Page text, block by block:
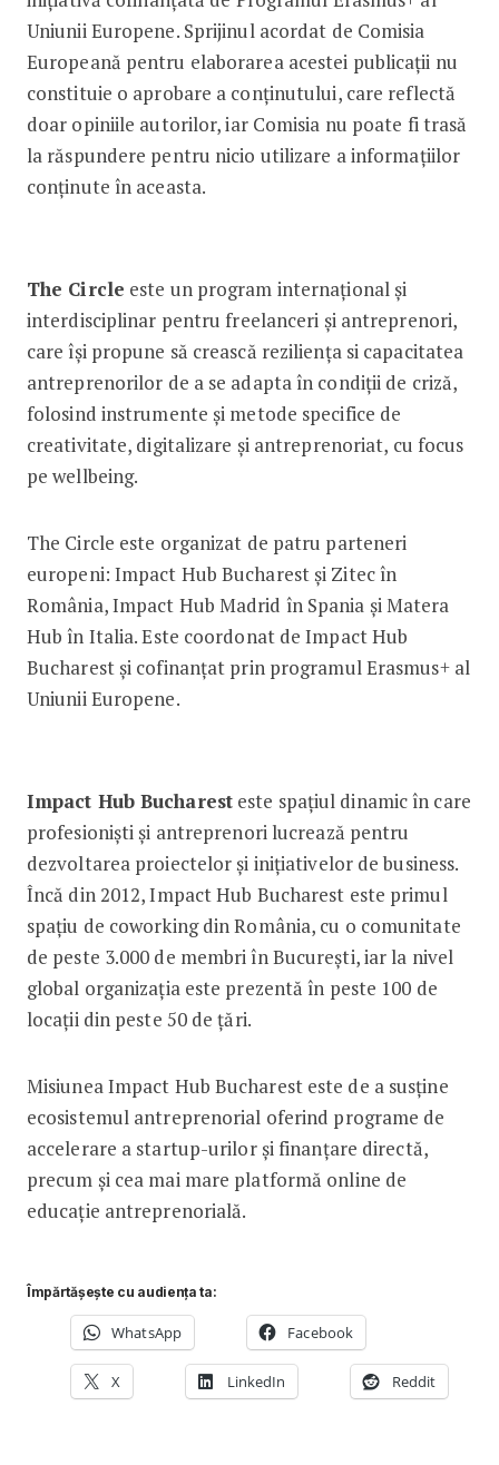
Uniunii Europene. Sprijinul acordat de Comisia
Europeană pentru elaborarea acestei publicații nu
constituie o aprobare a conținutului, care reflectă
doar opiniile autorilor, iar Comisia nu poate fi trasă
la răspundere pentru nicio utilizare a informațiilor
conținute în aceasta.
The Circle este un program internațional și
interdisciplinar pentru freelanceri și antreprenori,
care își propune să crească reziliența si capacitatea
antreprenorilor de a se adapta în condiții de criză,
folosind instrumente și metode specifice de
creativitate, digitalizare și antreprenoriat, cu focus
pe wellbeing.
The Circle este organizat de patru parteneri
europeni: Impact Hub Bucharest și Zitec în
România, Impact Hub Madrid în Spania și Matera
Hub în Italia. Este coordonat de Impact Hub
Bucharest și cofinanțat prin programul Erasmus+ al
Uniunii Europene.
Impact Hub Bucharesteste spațiul dinamic în care
profesioniști și antreprenori lucrează pentru
dezvoltarea proiectelor și inițiativelor de business.
Încă din 2012, Impact Hub Bucharest este primul
spațiu de coworking din România, cu o comunitate
de peste 3.000 de membri în București, iar la nivel
global organizația este prezentă în peste 100 de
locații din peste 50 de țări.
Misiunea Impact Hub Bucharest este de a susține
ecosistemul antreprenorial oferind programe de
accelerare a startup-urilor și finanțare directă,
precum și cea mai mare platformă online de
educație antreprenorială.
Împărtășește cu audiența ta:
WhatsApp Facebook
X LinkedIn Reddit